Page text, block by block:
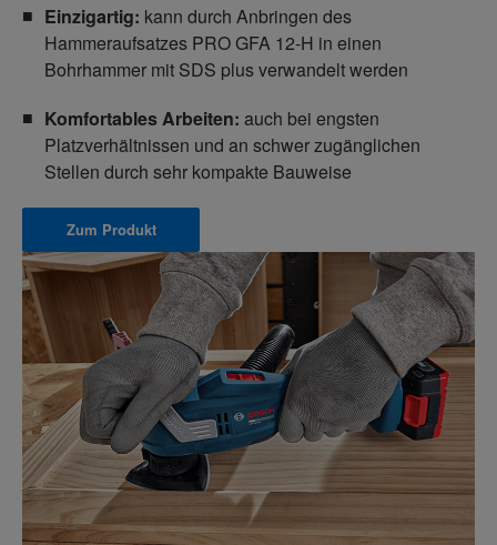
Einzigartig: kann durch Anbringen des
Hammeraufsatzes PRO GFA 12-H in einen
Bohrhammer mit SDS plus verwandelt werden
Komfortables Arbeiten: auch bei engsten
Platzverhältnissen und an schwer zugänglichen
Stellen durch sehr kompakte Bauweise
Zum Produkt